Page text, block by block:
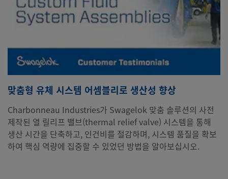
맞춤형 유체 시스템 어셈블리로 생산성 향상
Charbonneau Industries가 Swagelok 맞춤 솔루션의 사전
제작된 열 릴리프 밸브(thermal relief valve) 시스템을 통해
생산 시간을 단축하고, 인건비를 절감하며, 시스템 품질을 확보
하여 핵심 역량에 집중할 수 있었던 방법을 알아보십시오.